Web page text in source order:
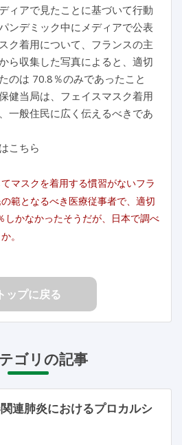
ィアで見たことに基づいて行動
ンデミック中にメディアで公表
ク着用について、フランスの主
ら収集した写真によると、適切
のは 70.8％のみであったこと
健当局は、フェイスマスク着用
一般住民に広く伝えるべきであ
こちら
マスクを着用する慣習がないフラ
範となるべき医療従事者で、適切
しかなかったそうだが、日本で調べ
。
トップに戻る
ゴリの記事
連肺炎におけるプロカルシ